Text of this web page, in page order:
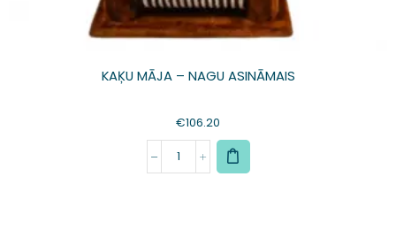
KAĶU MĀJA – NAGU ASINĀMAIS
€106.20